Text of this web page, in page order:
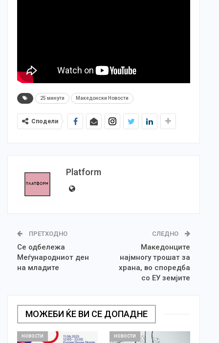
25 минути Македонски Новости
Сподели
Platform
ПРЕТХОДНО
Се одбележа
Меѓународниот ден
на младите
СЛЕДНО
Македонците
најмногу трошат за
храна, во споредба
со ЕУ земјите
МОЖЕБИ ЌЕ ВИ СЕ ДОПАДНЕ
НОВОСТИ НОВОСТИ